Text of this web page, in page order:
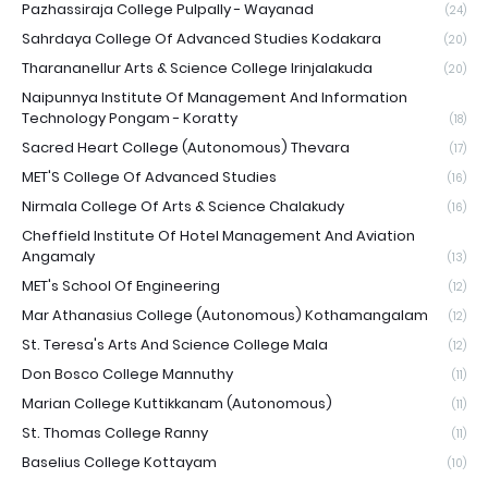
Pazhassiraja College Pulpally - Wayanad (24)
Sahrdaya College Of Advanced Studies Kodakara (20)
Tharananellur Arts & Science College Irinjalakuda (20)
Naipunnya Institute Of Management And Information
Technology Pongam - Koratty
(18)
Sacred Heart College (Autonomous) Thevara (17)
MET'S College Of Advanced Studies (16)
Nirmala College Of Arts & Science Chalakudy (16)
Cheffield Institute Of Hotel Management And Aviation
Angamaly
(13)
MET's School Of Engineering (12)
Mar Athanasius College (Autonomous) Kothamangalam (12)
St. Teresa's Arts And Science College Mala (12)
Don Bosco College Mannuthy (11)
Marian College Kuttikkanam (Autonomous) (11)
St. Thomas College Ranny (11)
Baselius College Kottayam (10)